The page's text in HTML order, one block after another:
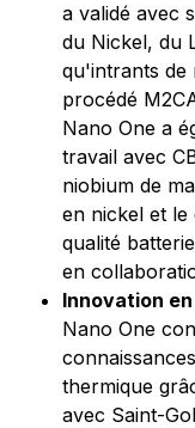
a validé avec
du Nickel, du
qu'intrants de
procédé
Nano One a
travail avec
niobium de
en nickel et le
qualité
en
Innovation
Nano One
thermique
avec Saint-